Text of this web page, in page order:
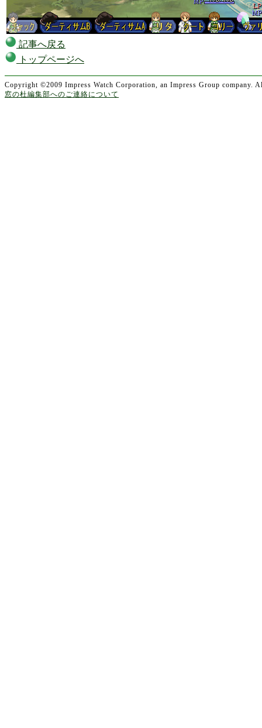
記事へ戻る
トップページへ
Copyright ©2009 Impress Watch Corporation, an Impress Group company.
窓の杜編集部へのご連絡について